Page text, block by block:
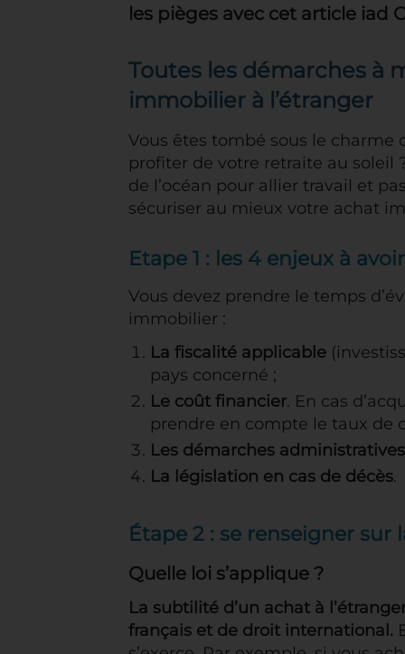
les pièges avec cet article iad
Toutes les démarches à
immobilier à l’étranger
Vous êtes tombé sous le charme
profiter de votre retraite au soleil
de l’océan pour allier travail et
sécuriser au mieux votre achat
Etape 1 : les 4 enjeux à
Vous devez prendre le temps
immobilier :
La fiscalité applicable
pays concerné ;
Le coût financier. En cas
prendre en compte le taux de
Les démarches
La législation en cas de décès.
Étape 2 : se renseigner sur
Quelle loi s’applique ?
La subtilité d’un achat à
français et de droit international.